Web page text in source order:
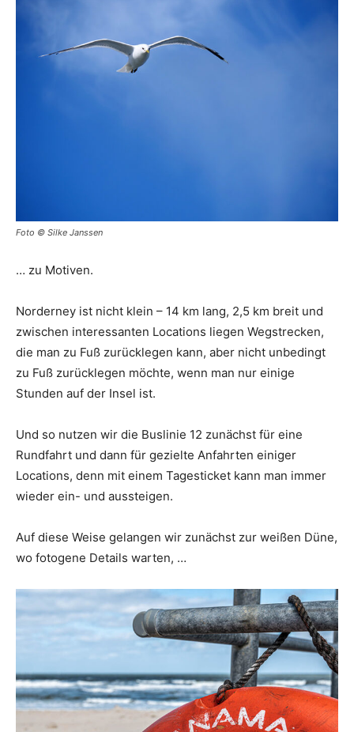
Foto © Silke Janssen
… zu Motiven.
Norderney ist nicht klein – 14 km lang, 2,5 km breit und
zwischen interessanten Locations liegen Wegstrecken,
die man zu Fuß zurücklegen kann, aber nicht unbedingt
zu Fuß zurücklegen möchte, wenn man nur einige
Stunden auf der Insel ist.
Und so nutzen wir die Buslinie 12 zunächst für eine
Rundfahrt und dann für gezielte Anfahrten einiger
Locations, denn mit einem Tagesticket kann man immer
wieder ein- und aussteigen.
Auf diese Weise gelangen wir zunächst zur weißen Düne,
wo fotogene Details warten, …